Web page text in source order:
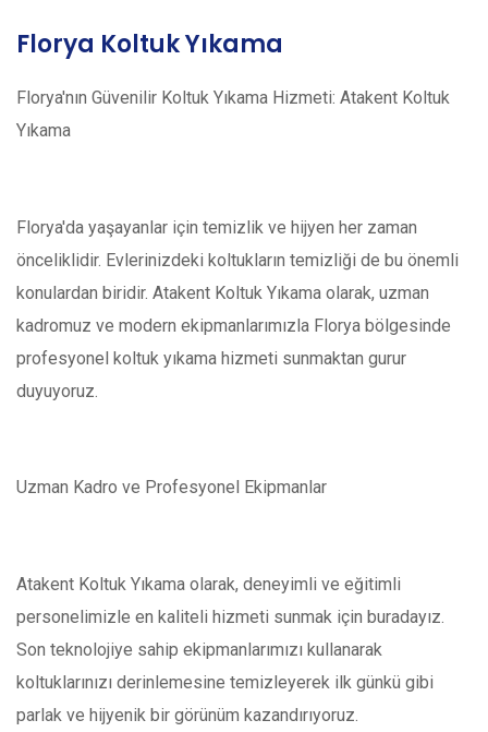
Florya Koltuk Yıkama
Florya'nın Güvenilir Koltuk Yıkama Hizmeti: Atakent Koltuk
Yıkama
Florya'da yaşayanlar için temizlik ve hijyen her zaman
önceliklidir. Evlerinizdeki koltukların temizliği de bu önemli
konulardan biridir. Atakent Koltuk Yıkama olarak, uzman
kadromuz ve modern ekipmanlarımızla Florya bölgesinde
profesyonel koltuk yıkama hizmeti sunmaktan gurur
duyuyoruz.
Uzman Kadro ve Profesyonel Ekipmanlar
Atakent Koltuk Yıkama olarak, deneyimli ve eğitimli
personelimizle en kaliteli hizmeti sunmak için buradayız.
Son teknolojiye sahip ekipmanlarımızı kullanarak
koltuklarınızı derinlemesine temizleyerek ilk günkü gibi
parlak ve hijyenik bir görünüm kazandırıyoruz.